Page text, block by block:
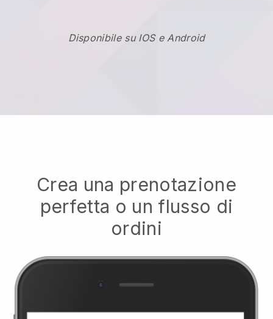
Disponibile su IOS e Android
Crea una prenotazione
perfetta o un flusso di
ordini